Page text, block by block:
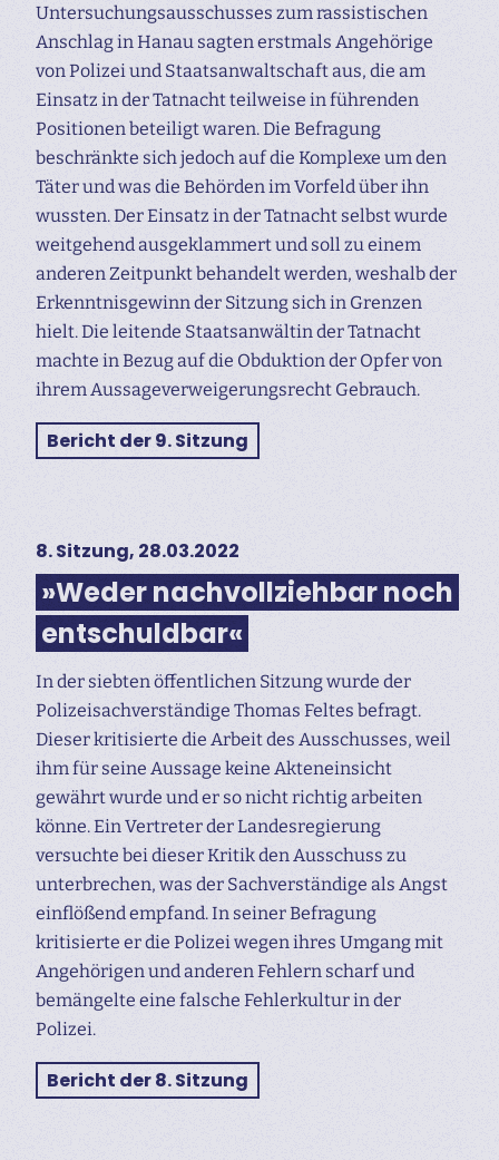
Untersuchungs­ausschusses zum rassistischen
Anschlag in Hanau sagten erstmals Angehörige
von Polizei und Staatsanwaltschaft aus, die am
Einsatz in der Tatnacht teilweise in führenden
Positionen beteiligt waren. Die Befragung
beschränkte sich jedoch auf die Komplexe um den
Täter und was die Behörden im Vorfeld über ihn
wussten. Der Einsatz in der Tatnacht selbst wurde
weitgehend ausgeklammert und soll zu einem
anderen Zeitpunkt behandelt werden, weshalb der
Erkenntnisgewinn der Sitzung sich in Grenzen
hielt. Die leitende Staatsanwältin der Tatnacht
machte in Bezug auf die Obduktion der Opfer von
ihrem Aussageverweigerungsrecht Gebrauch.
Bericht der 9. Sitzung
8. Sitzung, 28.03.2022
»Weder nachvollziehbar noch
entschuldbar«
In der siebten öffentlichen Sitzung wurde der
Polizeisachverständige Thomas Feltes befragt.
Dieser kritisierte die Arbeit des Ausschusses, weil
ihm für seine Aussage keine Akteneinsicht
gewährt wurde und er so nicht richtig arbeiten
könne. Ein Vertreter der Landesregierung
versuchte bei dieser Kritik den Ausschuss zu
unterbrechen, was der Sachverständige als Angst
einflößend empfand. In seiner Befragung
kritisierte er die Polizei wegen ihres Umgang mit
Angehörigen und anderen Fehlern scharf und
bemängelte eine falsche Fehlerkultur in der
Polizei.
Bericht der 8. Sitzung